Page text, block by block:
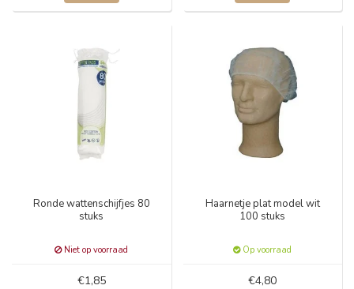
Ronde wattenschijfjes 80
stuks
Niet op voorraad
€1,85
Haarnetje plat model wit
100 stuks
Op voorraad
€4,80